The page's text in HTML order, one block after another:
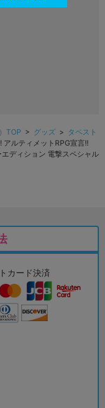
TOP > グッズ > タペスト
ルティメットRPG宣言!!
ディション 電撃スペシャル
カード決済